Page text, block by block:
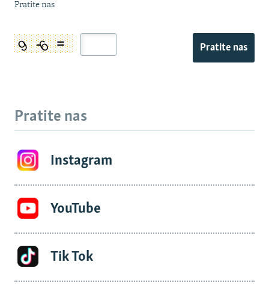
Pratite nas
Pratite nas
Pratite nas
Instagram
YouTube
Tik Tok